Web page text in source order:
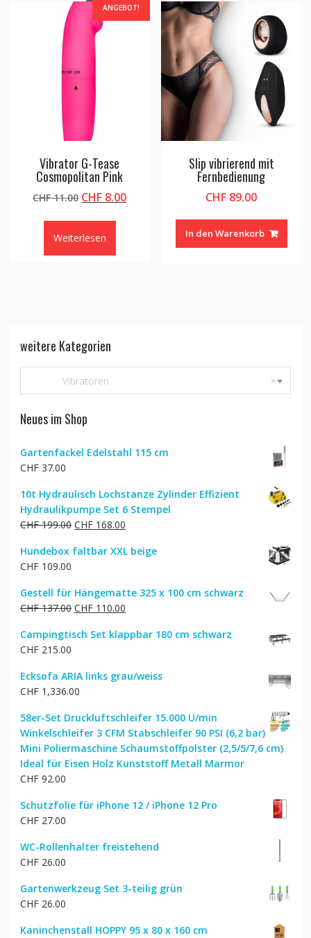
ANGEBOT!
Vibrator G-Tease
Cosmopolitan Pink
CHF11.00 Ursprünglicher
CHF 11.00
CHF 8.00Aktueller
Weiterlesen
Slip vibrierend mit
Fernbedienung
CHF 89.00
In den Warenkorb
weitere Kategorien
×
Vibratoren
Neues im Shop
Gartenfackel Edelstahl 115 cm
CHF37.00
10t Hydraulisch Lochstanze Zylinder Effizient
Hydraulikpumpe Set 6 Stempel
CHF199.00 Ursprünglicher
war:
CHF168.00Aktueller
ist:
Hundebox faltbar XXL beige
CHF109.00
Gestell für Hängematte 325 x 100 cm schwarz
CHF137.00 Ursprünglicher
war:
CHF110.00Aktueller
ist:
Campingtisch Set klappbar 180 cm schwarz
CHF215.00
Ecksofa ARIA links grau/weiss
CHF1,336.00
58er-Set Druckluftschleifer 15.000 U/min
Winkelschleifer 3 CFM Stabschleifer 90 PSI (6,2 bar)
Mini Poliermaschine Schaumstoffpolster (2,5/5/7,6 cm)
Ideal für Eisen Holz Kunststoff Metall Marmor
CHF92.00
Schutzfolie für iPhone 12 / iPhone 12 Pro
CHF27.00
WC-Rollenhalter freistehend
CHF26.00
Gartenwerkzeug Set 3-teilig grün
CHF26.00
Kaninchenstall HOPPY 95 x 80 x 160 cm